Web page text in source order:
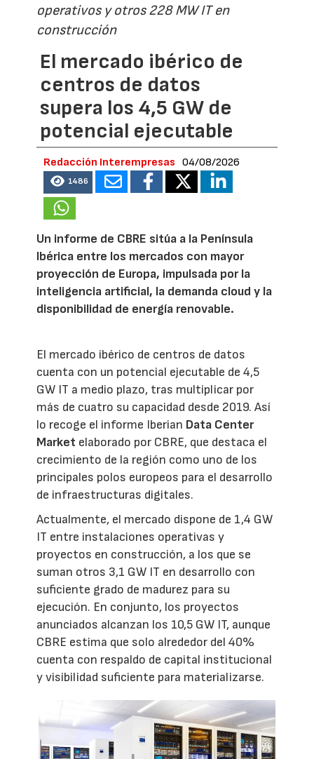
operativos y otros 228 MW IT en
construcción
El mercado ibérico de
centros de datos
supera los 4,5 GW de
potencial ejecutable
Redacción Interempresas 04/08/2026
1486
Un informe de CBRE sitúa a la Península
Ibérica entre los mercados con mayor
proyección de Europa, impulsada por la
inteligencia artificial, la demanda cloud y la
disponibilidad de energía renovable.
El mercado ibérico de centros de datos
cuenta con un potencial ejecutable de 4,5
GW IT a medio plazo, tras multiplicar por
más de cuatro su capacidad desde 2019. Así
lo recoge el informe Iberian Data Center
Market elaborado por CBRE, que destaca el
crecimiento de la región como uno de los
principales polos europeos para el desarrollo
de infraestructuras digitales.
Actualmente, el mercado dispone de 1,4 GW
IT entre instalaciones operativas y
proyectos en construcción, a los que se
suman otros 3,1 GW IT en desarrollo con
suficiente grado de madurez para su
ejecución. En conjunto, los proyectos
anunciados alcanzan los 10,5 GW IT, aunque
CBRE estima que solo alrededor del 40%
cuenta con respaldo de capital institucional
y visibilidad suficiente para materializarse.